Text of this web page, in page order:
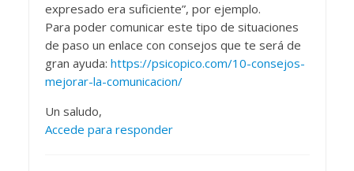
expresado era suficiente”, por ejemplo.
Para poder comunicar este tipo de situaciones
de paso un enlace con consejos que te será de
gran ayuda: https://psicopico.com/10-consejos-
mejorar-la-comunicacion/
Un saludo,
Accede para responder